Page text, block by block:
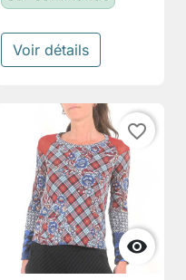
Voir détails

favorite_border